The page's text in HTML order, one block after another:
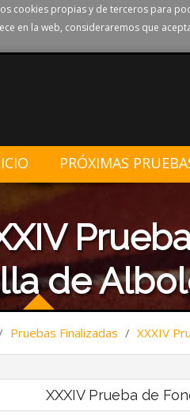
cookies propias y de terceros para
en la web, consideraremos que
PRÓXIMAS
de
Pruebas Finalizadas / XXXIV
XXXIV Prueba de